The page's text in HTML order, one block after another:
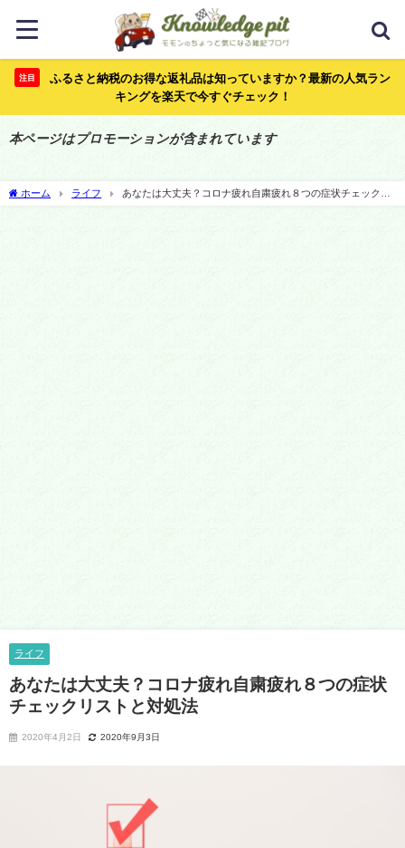
注目
ふるさと納税のお得な返礼品は知っていますか？最新の人気ラン
キングを楽天で今すぐチェック！
本ページはプロモーションが含まれています
ホーム ライフ
あなたは大丈夫？コロナ疲れ自粛疲れ８つの症状チェックリ
ストと対処法
ライフ
あなたは大丈夫？コロナ疲れ自粛疲れ８つの症状
チェックリストと対処法
2020年4月2日 2020年9月3日